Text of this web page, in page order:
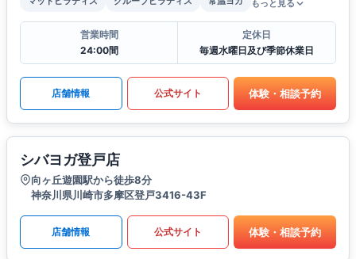
もっと見る
営業時間
24:00間
定休日
毎週水曜日及び季節休業日
店舗情報 公式サイト 体験・相談予約
シバヨガ登戸店
向ヶ丘遊園駅から徒歩8分
神奈川県川崎市多摩区登戸3416-43F
店舗情報 公式サイト 体験・相談予約